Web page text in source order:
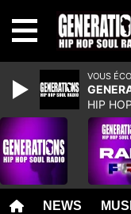
NEWS
VOUS
HIP